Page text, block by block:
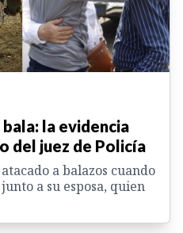
la evidencia
del juez de Policía
a balazos cuando
a su esposa, quien